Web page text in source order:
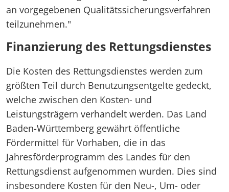
an vorgegebenen Qualitätssicherungsverfahren
teilzunehmen."
Finanzierung des Rettungsdienstes
Die Kosten des Rettungsdienstes werden zum
größten Teil durch Benutzungsentgelte gedeckt,
welche zwischen den Kosten- und
Leistungsträgern verhandelt werden. Das Land
Baden-Württemberg gewährt öffentliche
Fördermittel für Vorhaben, die in das
Jahresförderprogramm des Landes für den
Rettungsdienst aufgenommen wurden. Dies sind
insbesondere Kosten für den Neu-, Um- oder